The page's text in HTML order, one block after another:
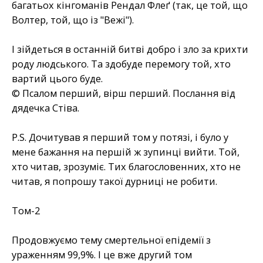
багатьох кінгоманів Рендал Флеґ (так, це той, що
Волтер, той, що із "Вежі").
І зійдеться в останній битві добро і зло за крихти
роду людського. Та здобуде перемогу той, хто
вартий цього буде.
© Псалом перший, вірш перший. Послання від
дядечка Стіва.
P.S. Дочитував я перший том у потязі, і було у
мене бажання на першій ж зупинці вийти. Той,
хто читав, зрозуміє. Тих благословенних, хто не
читав, я попрошу такої дурниці не робити.
Том-2
Продовжуємо тему смертельної епідемії з
ураженням 99,9%. І це вже другий том